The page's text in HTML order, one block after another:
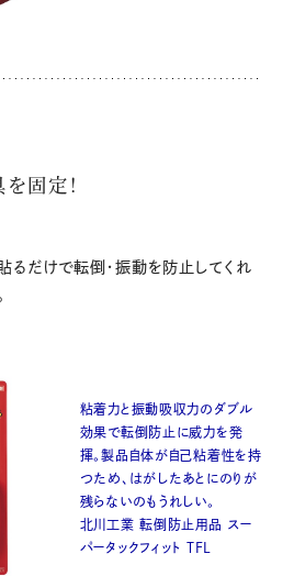
固定！
るだけで転倒・振動を防止してくれ
粘着力と振動吸収力のダブル
効果で転倒防止に威力を発
揮。製品自体が自己粘着性を持
つため、はがしたあとにのりが
残らないのもうれしい。
北川工業 転倒防止用品 スー
パータックフィット TFL